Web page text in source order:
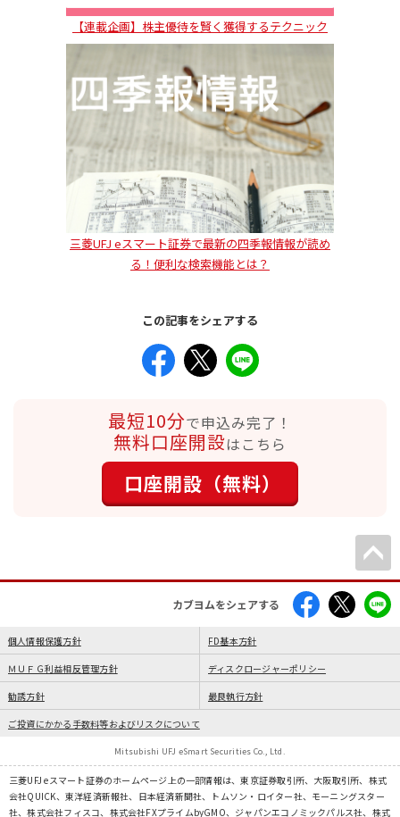
【連載企画】株主優待を賢く獲得するテクニック
三菱UFJ eスマート証券で最新の四季報情報が読め
る！便利な検索機能とは？
この記事をシェアする
最短10分で申込み完了！
無料口座開設はこちら
口座開設（無料）
カブヨムをシェアする
個人情報保護方針 FD基本方針
ＭＵＦＧ利益相反管理方針 ディスクロージャーポリシー
勧誘方針 最良執行方針
ご投資にかかる手数料等およびリスクについて
Mitsubishi UFJ eSmart Securities Co., Ltd.
三菱UFJ eスマート証券のホームページ上の一部情報は、東京証券取引所、大阪取引所、株式
会社QUICK、東洋経済新報社、日本経済新聞社、トムソン・ロイター社、モーニングスター
社、株式会社フィスコ、株式会社FXプライムbyGMO、ジャパンエコノミックパルス社、株式